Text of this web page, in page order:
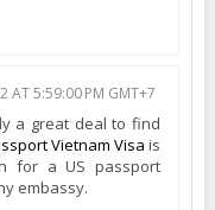
AT 5:59:00 PM GMT+7
a great deal to find
Vietnam Visa is
for a US passport
embassy.